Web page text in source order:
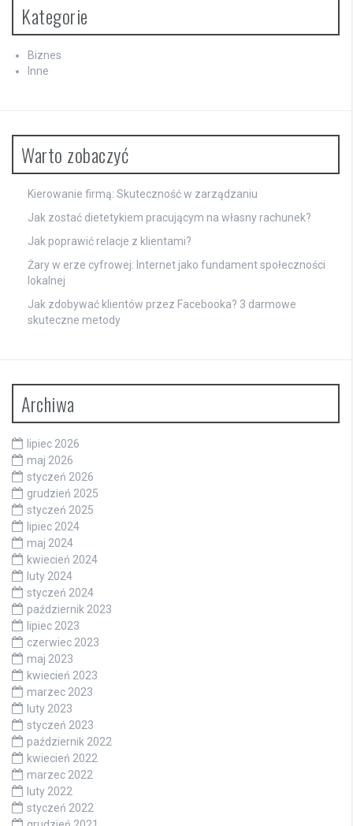
Kategorie
Biznes
Inne
Warto zobaczyć
Kierowanie firmą: Skuteczność w zarządzaniu
Jak zostać dietetykiem pracującym na własny rachunek?
Jak poprawić relacje z klientami?
Żary w erze cyfrowej: Internet jako fundament społeczności
lokalnej
Jak zdobywać klientów przez Facebooka? 3 darmowe
skuteczne metody
Archiwa
lipiec 2026
maj 2026
styczeń 2026
grudzień 2025
styczeń 2025
lipiec 2024
maj 2024
kwiecień 2024
luty 2024
styczeń 2024
październik 2023
lipiec 2023
czerwiec 2023
maj 2023
kwiecień 2023
marzec 2023
luty 2023
styczeń 2023
październik 2022
kwiecień 2022
marzec 2022
luty 2022
styczeń 2022